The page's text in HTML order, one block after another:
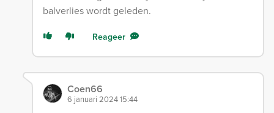
balverlies wordt geleden.
Reageer
Coen66
6 januari 2024 15:44